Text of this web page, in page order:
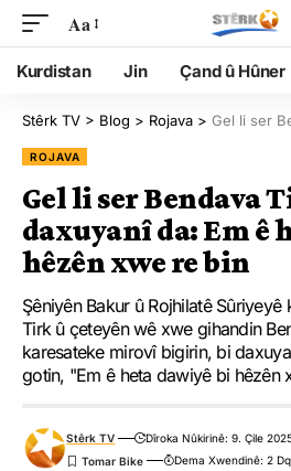
Aa
Kurdistan Jin Çand û Hûner
Stêrk TV > Blog > Rojava > Gel li ser Bendava
ROJAVA
Gel li ser Bendava
daxuyanî da: Em ê
hêzên xwe re bin
Şêniyên Bakur û Rojhilatê
Tirk û çeteyên wê xwe gihandin
karesateke mirovî bigirin, bi
gotin, "Em ê heta dawiyê bi hêzên
Stêrk TV
Dîroka Nûkirinê: 9. Çile
Dema Xwendinê: 2